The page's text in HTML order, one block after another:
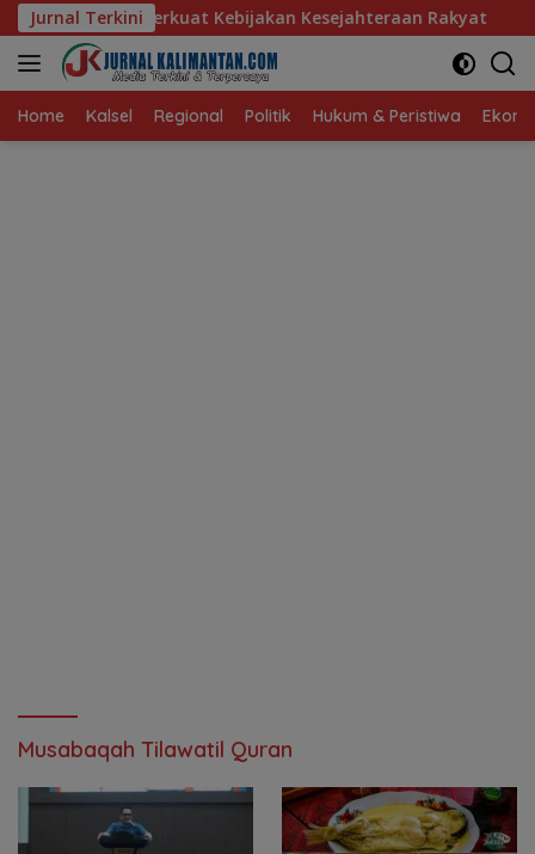
Langsung
ke
konten
Jurnal Terkini
Kebijakan Kesejahteraan Rakyat Baru 10 Persen,
Home Kalsel Regional Politik Hukum & Peristiwa
Musabaqah Tilawatil Quran